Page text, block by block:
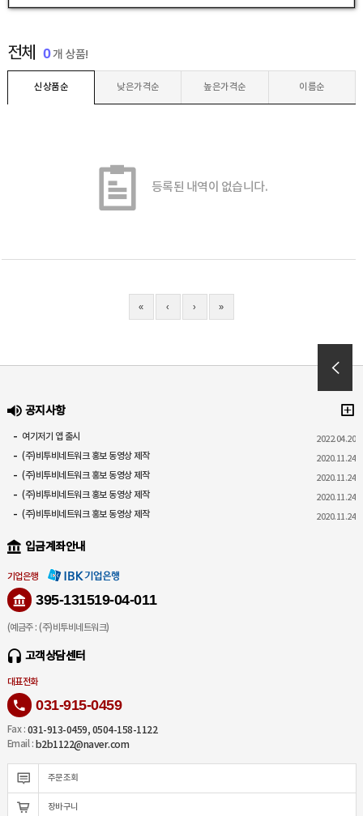
전체 0개 상품!
신상품순 낮은가격순 높은가격순 이름순
등록된 내역이 없습니다.
« ‹ › »
공지사항
여기저기 앱 출시 2022.04.20
(주)비투비네트워크 홍보 동영상 제작 2020.11.24
(주)비투비네트워크 홍보 동영상 제작 2020.11.24
(주)비투비네트워크 홍보 동영상 제작 2020.11.24
(주)비투비네트워크 홍보 동영상 제작 2020.11.24
입금계좌안내
기업은행
395-131519-04-011
(예금주 : (주)비투비네트워크)
고객상담센터
대표전화
031-915-0459
Fax : 031-913-0459, 0504-158-1122
Email : b2b1122@naver.com
주문조회
장바구니